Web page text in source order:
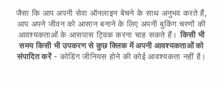
जैसा कि आप अपनी सेवा ऑनलाइन बेचने के साथ अनुभव करते हैं,
आप अपने जीवन को आसान बनाने के लिए अपनी बुकिंग चरणों की
आवश्यकताओं के आसपास ट्विक करना चाह सकते हैं।किसी भी
समय किसी भी उपकरण से कुछ क्लिक में अपनी आवश्यकताओं को
संपादित करें- कोडिंग जीनियस होने की कोई आवश्यकता नहीं है।